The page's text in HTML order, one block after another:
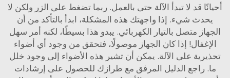
قد لا تبدأ الآلة حتى بالعمل. ربما تضغط على الزر ولكن لا
شيء. إذا واجهتك هذه المشكلة، ابدأ بالتأكد من أن
متصل بالتيار الكهربائي. يبدو هذا بسيطًا، لكنه أمر سهل
إذا كان الجهاز موصولًا، فتحقق من وجود أي أضواء
على الآلة. يمكن أن تشير هذه الأضواء إلى وجود خلل
راجع الدليل المرفق مع طرازك للحصول على إرشادات